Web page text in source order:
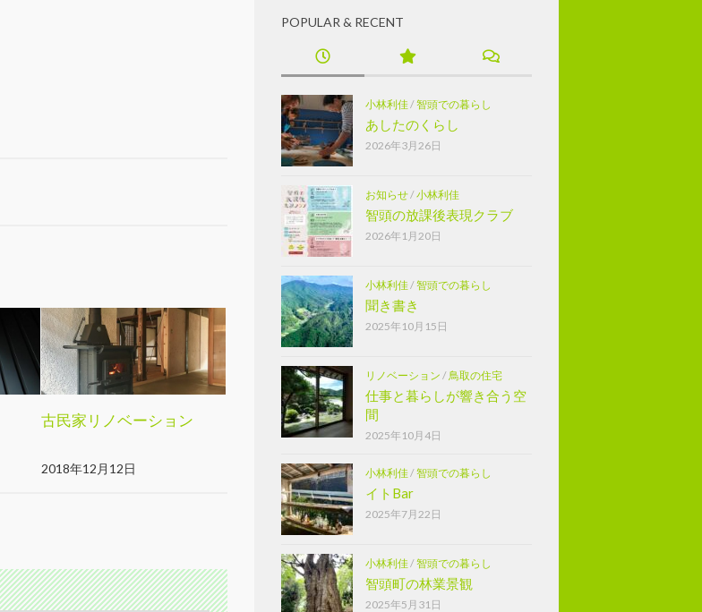
古民家リノベーション
2018年12月12日
POPULAR & RECENT
小林利佳/智頭での暮らし
あしたのくらし
2026年3月26日
お知らせ/小林利佳
智頭の放課後表現クラブ
2026年1月20日
小林利佳/智頭での暮らし
聞き書き
2025年10月15日
リノベーション / 鳥取の住宅
仕事と暮らしが響き合う空
間
2025年10月4日
小林利佳/智頭での暮らし
イトBar
2025年7月22日
小林利佳/智頭での暮らし
智頭町の林業景観
2025年5月31日